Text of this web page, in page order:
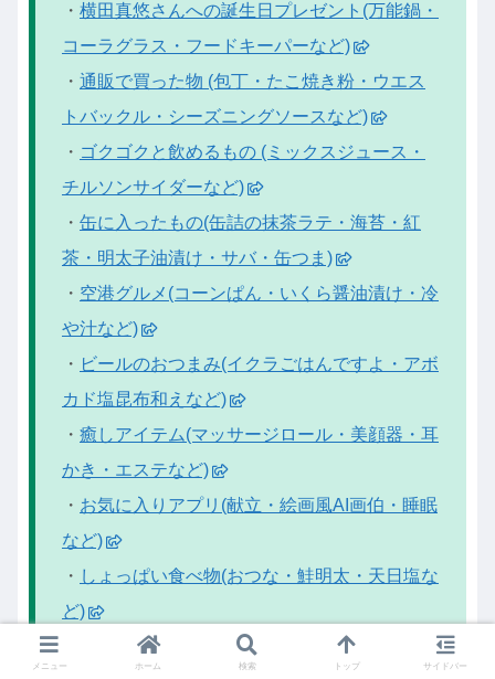
・ 横田真悠さんへの誕生日プレゼント(万能鍋・
コーラグラス・フードキーパーなど)
・ 通販で買った物 (包丁・たこ焼き粉・ウエス
トバックル・シーズニングソースなど)
・ ゴクゴクと飲めるもの (ミックスジュース・
チルソンサイダーなど)
・ 缶に入ったもの(缶詰の抹茶ラテ・海苔・紅
茶・明太子油漬け・サバ・缶つま)
・ 空港グルメ(コーンぱん・いくら醤油漬け・冷
や汁など)
・ ビールのおつまみ(イクラごはんですよ・アボ
カド塩昆布和えなど)
・ 癒しアイテム(マッサージロール・美顔器・耳
かき・エステなど)
・ お気に入りアプリ(献立・絵画風AI画伯・睡眠
など)
・ しょっぱい食べ物(おつな・鮭明太・天日塩な
ど)
年末年始の必需品(おせち・正月飾り・そば・
メニュー ホーム 検索 トップ サイドバー